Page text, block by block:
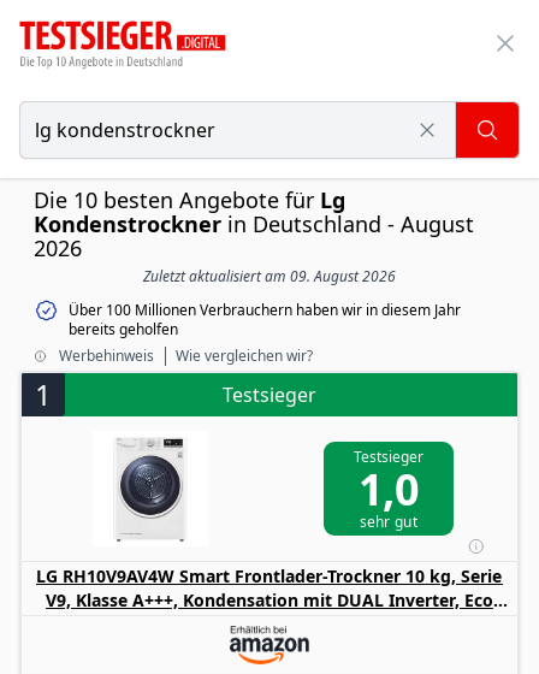
Die 10 besten Angebote für Lg
Kondenstrockner in Deutschland - August
2026
Zuletzt aktualisiert am 09. August 2026
Über 100 Millionen Verbrauchern haben wir in diesem Jahr
bereits geholfen
Werbehinweis
Wie vergleichen wir?
1 Testsieger
Testsieger
1,0
sehr gut
LG RH10V9AV4W Smart Frontlader-Trockner 10 kg, Serie
V9, Klasse A+++, Kondensation mit DUAL Inverter, Eco
Hybrid, selbstreinigender Kondensator, Allergy Care, Wi-
Fi, Weiß